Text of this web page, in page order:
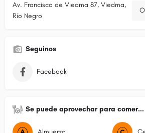
Av. Francisco de Viedma 87, Viedma,
Río Negro
Seguinos
Facebook
Se puede aprovechar para comer...